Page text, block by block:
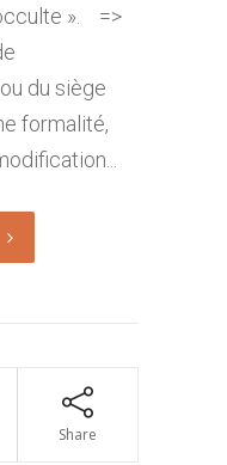
». =>
du siège
formalité,
Share